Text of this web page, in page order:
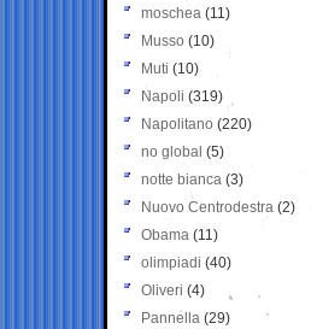
moschea (11)
Musso (10)
Muti (10)
Napoli (319)
Napolitano (220)
no global (5)
notte bianca (3)
Nuovo Centrodestra (2)
Obama (11)
olimpiadi (40)
Oliveri (4)
Pannella (29)